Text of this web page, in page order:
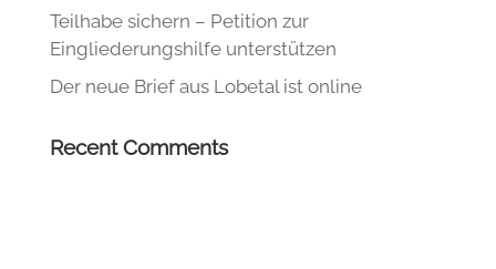
Teilhabe sichern – Petition zur
Eingliederungshilfe unterstützen
Der neue Brief aus Lobetal ist online
Recent Comments